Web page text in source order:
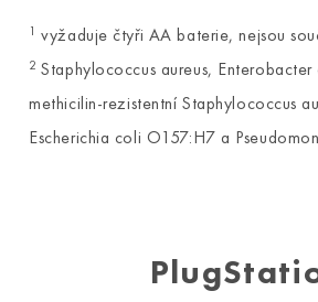
1vyžaduje čtyři AA baterie, nejsou
2 Staphylococcus aureus, Enterobacter
methicilin-rezistentní Staphylococcus
Escherichia coli O157:H7 a